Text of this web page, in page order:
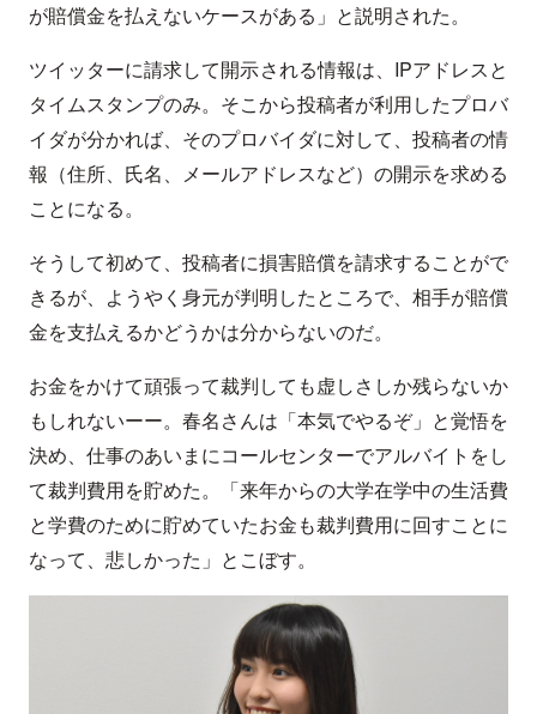
が賠償金を払えないケースがある」と説明された。
ツイッターに請求して開示される情報は、IPアドレスと
タイムスタンプのみ。そこから投稿者が利用したプロバ
イダが分かれば、そのプロバイダに対して、投稿者の情
報（住所、氏名、メールアドレスなど）の開示を求める
ことになる。
そうして初めて、投稿者に損害賠償を請求することがで
きるが、ようやく身元が判明したところで、相手が賠償
金を支払えるかどうかは分からないのだ。
お金をかけて頑張って裁判しても虚しさしか残らないか
もしれないーー。春名さんは「本気でやるぞ」と覚悟を
決め、仕事のあいまにコールセンターでアルバイトをし
て裁判費用を貯めた。「来年からの大学在学中の生活費
と学費のために貯めていたお金も裁判費用に回すことに
なって、悲しかった」とこぼす。